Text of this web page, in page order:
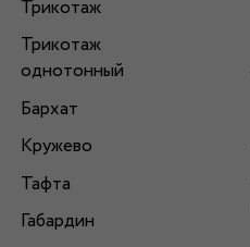
Трикотаж
Трикотаж
однотонный
Бархат
Кружево
Тафта
Габардин